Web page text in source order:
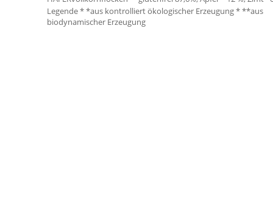
Legende * *aus kontrolliert ökologischer Erzeugung * **aus
biodynamischer Erzeugung